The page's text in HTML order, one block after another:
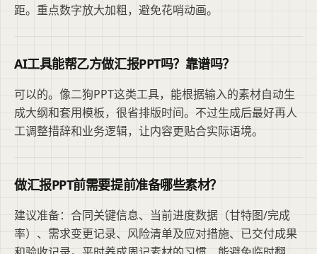
距。重点数字放大加粗，避免花哨动画。
AI工具能帮乙方做汇报PPT吗？靠谱吗？
可以的。像二狗PPT这类工具，能根据输入的素材自动生
成大纲和套用模板，很省排版时间。不过生成后最好再人
工调整措辞和业务逻辑，让内容更贴合实际语境。
做汇报PPT前需要提前准备哪些素材？
建议准备：合同关键信息、当前进度数据（甘特图/完成
率）、需求变更记录、风险清单及应对措施、已交付成果